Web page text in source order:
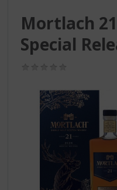
Mortlach
Special